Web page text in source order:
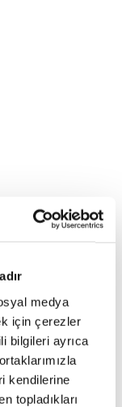
medya
için çerezler
bilgileri ayrıca
kendilerine
topladıkları